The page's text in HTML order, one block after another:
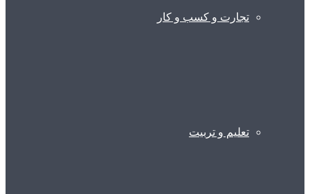
تجارت و کسب و کار
تعلیم و تربیت